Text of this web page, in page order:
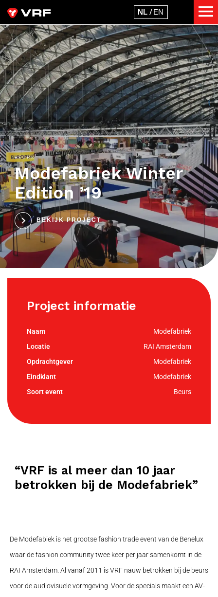
BEURS
Modefabriek Winter
Edition ’19
BEKIJK PROJECT
Project informatie
Modefabriek
RAI Amsterdam
Modefabriek
Modefabriek
Beurs
“VRF is al meer dan 10 jaar
betrokken bij de Modefabriek”
De Modefabiek is het grootse fashion trade event van de Benelux
waar de fashion community twee keer per jaar samenkomt in de
RAI Amsterdam. Al vanaf 2011 is VRF nauw betrokken bij de beurs
voor de audiovisuele vormgeving. Voor de specials maakt een AV-